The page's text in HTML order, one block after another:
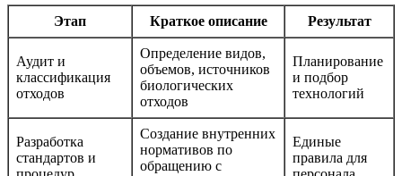
Этап Краткое описание Результат
Аудит и
классификация
отходов
Определение видов,
объемов, источников
биологических
отходов
Планирование
и подбор
технологий
Разработка
стандартов и
Создание внутренних
нормативов по
обращению с
Единые
правила для